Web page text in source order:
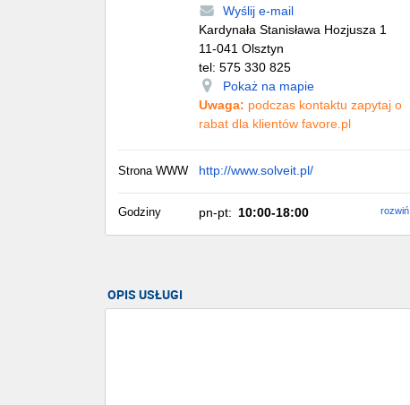
Wyślij e-mail
Kardynała Stanisława Hozjusza 1
11-041 Olsztyn
tel: 575 330 825
Pokaż na mapie
Uwaga: podczas kontaktu zapytaj o
rabat dla klientów favore.pl
Strona WWW http://www.solveit.pl/
Godziny pn-pt: 10:00-18:00 rozwiń
OPIS USŁUGI